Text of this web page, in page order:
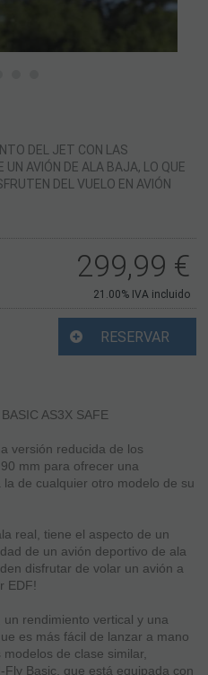
DEL JET CON LAS
AVIÓN DE ALA BAJA, LO QUE
DEL VUELO EN AVIÓN
299,99 €
21.00% IVA incluido
RESERVAR
AS3X SAFE
versión reducida de los
mm para ofrecer una
de cualquier otro modelo de su
real, tiene el aspecto de un
de un avión deportivo de ala
disfrutar de volar un avión a
EDF!
rendimiento vertical y una
es más fácil de lanzar a mano
de clase similar,
Basic, que está equipada con